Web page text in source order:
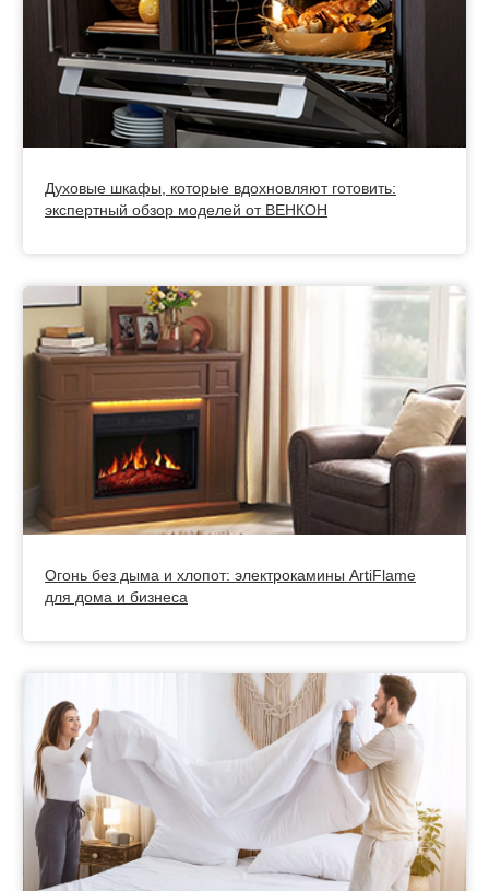
Духовые шкафы, которые вдохновляют готовить:
экспертный обзор моделей от ВЕНКОН
Огонь без дыма и хлопот: электрокамины ArtiFlame
для дома и бизнеса